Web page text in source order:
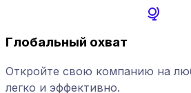
Глобальный охват
Откройте свою компанию на
легко и эффективно.